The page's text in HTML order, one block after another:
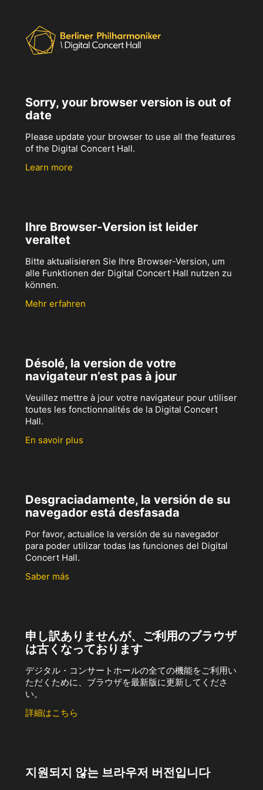
Sorry, your browser version is out of
date
Please update your browser to use all the features
of the Digital Concert Hall.
Learn more
Ihre Browser-Version ist leider
veraltet
Bitte aktualisieren Sie Ihre Browser-Version, um
alle Funktionen der Digital Concert Hall nutzen zu
können.
Mehr erfahren
Désolé, la version de votre
navigateur n’est pas à jour
Veuillez mettre à jour votre navigateur pour utiliser
toutes les fonctionnalités de la Digital Concert
Hall.
En savoir plus
Desgraciadamente, la versión de su
navegador está desfasada
Por favor, actualice la versión de su navegador
para poder utilizar todas las funciones del Digital
Concert Hall.
Saber más
申し訳ありませんが、ご利用のブラウザ
は古くなっております
デジタル・コンサートホールの全ての機能をご利用い
ただくために、ブラウザを最新版に更新してくださ
い。
詳細はこちら
지원되지 않는 브라우저 버전입니다